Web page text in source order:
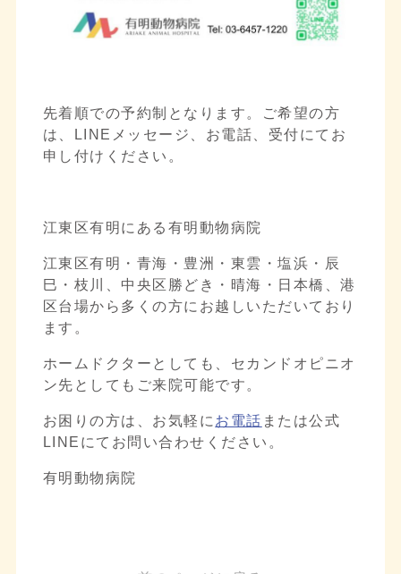
先着順での予約制となります。ご希望の方
は、LINEメッセージ、お電話、受付にてお
申し付けください。
江東区有明にある有明動物病院
江東区有明・青海・豊洲・東雲・塩浜・辰
巳・枝川、中央区勝どき・晴海・日本橋、港
区台場から多くの方にお越しいただいており
ます。
ホームドクターとしても、セカンドオピニオ
ン先としてもご来院可能です。
お困りの方は、お気軽に お電話 または公式
LINEにてお問い合わせください。
有明動物病院